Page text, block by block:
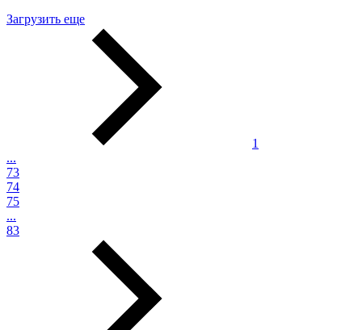
Загрузить еще
1
...
73
74
75
...
83